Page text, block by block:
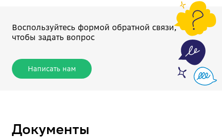
Воспользуйтесь формой обратной связи,
чтобы задать вопрос
Написать нам
Документы